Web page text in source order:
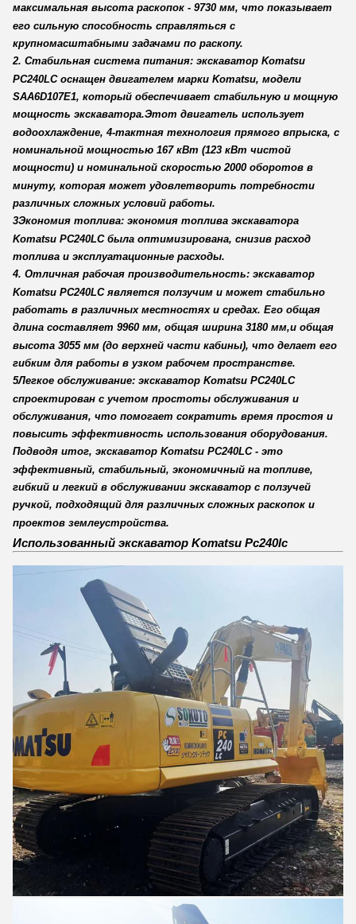
максимальная высота раскопок - 9730 мм, что показывает
его сильную способность справляться с
крупномасштабными задачами по раскопу.
2. Стабильная система питания: экскаватор Komatsu
PC240LC оснащен двигателем марки Komatsu, модели
SAA6D107E1, который обеспечивает стабильную и мощную
мощность экскаватора.Этот двигатель использует
водоохлаждение, 4-тактная технология прямого впрыска, с
номинальной мощностью 167 кВт (123 кВт чистой
мощности) и номинальной скоростью 2000 оборотов в
минуту, которая может удовлетворить потребности
различных сложных условий работы.
3Экономия топлива: экономия топлива экскаватора
Komatsu PC240LC была оптимизирована, снизив расход
топлива и эксплуатационные расходы.
4. Отличная рабочая производительность: экскаватор
Komatsu PC240LC является ползучим и может стабильно
работать в различных местностях и средах. Его общая
длина составляет 9960 мм, общая ширина 3180 мм,и общая
высота 3055 мм (до верхней части кабины), что делает его
гибким для работы в узком рабочем пространстве.
5Легкое обслуживание: экскаватор Komatsu PC240LC
спроектирован с учетом простоты обслуживания и
обслуживания, что помогает сократить время простоя и
повысить эффективность использования оборудования.
Подводя итог, экскаватор Komatsu PC240LC - это
эффективный, стабильный, экономичный на топливе,
гибкий и легкий в обслуживании экскаватор с ползучей
ручкой, подходящий для различных сложных раскопок и
проектов землеустройства.
Использованный экскаватор Komatsu Pc240lc